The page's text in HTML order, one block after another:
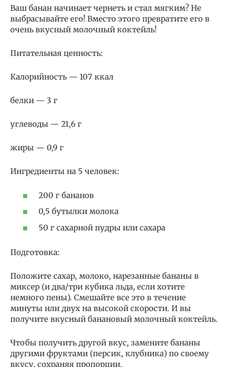
Ваш банан начинает чернеть и стал мягким? Не
выбрасывайте его! Вместо этого превратите его в
очень вкусный молочный коктейль!
Питательная ценность:
Калорийность — 107 ккал
белки — 3 г
углеводы — 21,6 г
жиры — 0,9 г
Ингредиенты на 5 человек:
200 г бананов
0,5 бутылки молока
50 г сахарной пудры или сахара
Подготовка:
Положите сахар, молоко, нарезанные бананы в
миксер (и два/три кубика льда, если хотите
немного пены). Смешайте все это в течение
минуты или двух на высокой скорости. И вы
получите вкусный банановый молочный коктейль.
Чтобы получить другой вкус, замените бананы
другими фруктами (персик, клубника) по своему
вкусу, сохраняя пропорции.